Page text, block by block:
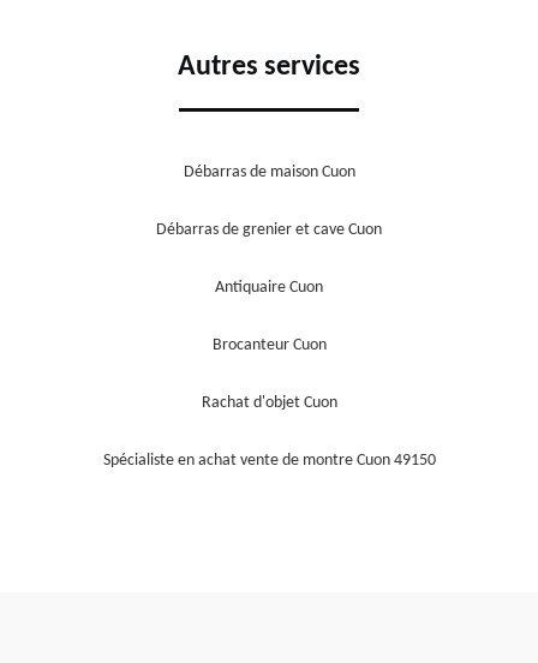
Autres services
Débarras de maison Cuon
Débarras de grenier et cave Cuon
Antiquaire Cuon
Brocanteur Cuon
Rachat d'objet Cuon
Spécialiste en achat vente de montre Cuon 49150